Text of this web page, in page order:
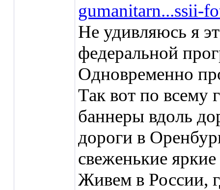
gumanitarn...ssii-
Не удивляюсь я
федеральной
Одновременно
Так вот по всему
баннеры вдоль
дороги в
свеженькие
Живем в России,